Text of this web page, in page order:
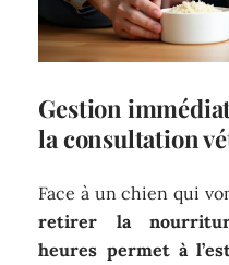
Gestion
la consultation
Face à un chien qui
retirer la
heures permet à